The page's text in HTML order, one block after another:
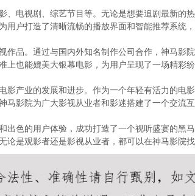
电视剧、综艺节目等。无论是想要追剧最新的
户打造了清晰流畅的播放界面和智能推荐系统
品。通过与国内外知名制作公司合作，神马影
也能媲美大银幕电影，为用户呈现了一场精彩纷
产业的发展和进步。作为一个年轻有活力的电
影院为广大影视从业者和影迷搭建了一个交流
出色的用户体验，成功打造了一个视听盛宴的黑
是观影者还是影视从业者，都可以在神马影院